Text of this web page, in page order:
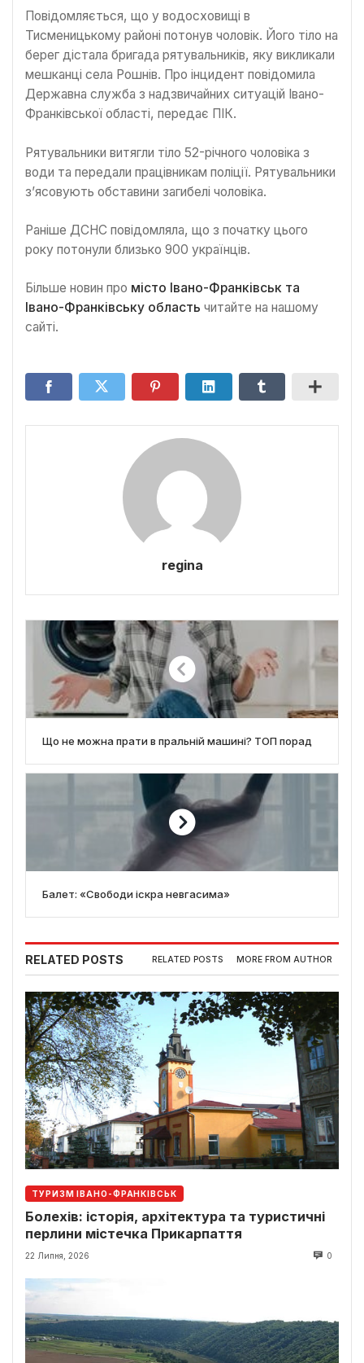
Повідомляється, що у водосховищі в
Тисменицькому районі потонув чоловік. Його тіло на
берег дістала бригада рятувальників, яку викликали
мешканці села Рошнів. Про інцидент повідомила
Державна служба з надзвичайних ситуацій Івано-
Франківської області, передає ПІК.
Рятувальники витягли тіло 52-річного чоловіка з
води та передали працівникам поліції. Рятувальники
з’ясовують обставини загибелі чоловіка.
Раніше ДСНС повідомляла, що з початку цього
року потонули близько 900 українців.
Більше новин про місто Івано-Франківськ та
Івано-Франківську область читайте на нашому
сайті.
regina
Що не можна прати в пральній машині? ТОП порад
Балет: «Свободи іскра невгасима»
RELATED POSTS RELATED POSTS MORE FROM AUTHOR
ТУРИЗМ ІВАНО-ФРАНКІВСЬК
Болехів: історія, архітектура та туристичні
перлини містечка Прикарпаття
22 Липня, 2026 0